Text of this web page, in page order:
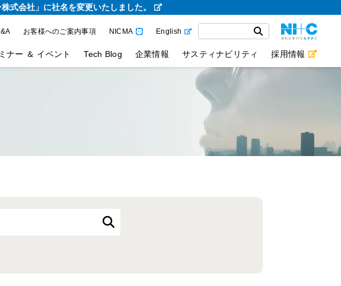
式会社」に社名を変更いたしました。
お客様へのご案内事項 NICMA English
ナー ＆ イベント Tech Blog 企業情報 サスティナビリティ 採用情報